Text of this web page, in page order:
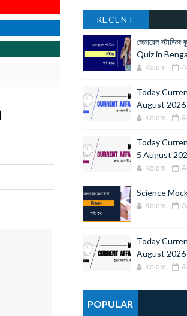
RECENT
জেনারেল
Quiz in
Kolom
Today
August 2026
Kolom
Today
5 August
Kolom
Science
Kolom
Today
August 2026
Kolom
POPULAR